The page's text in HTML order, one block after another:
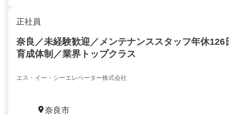
正社員
奈良／未経験歓迎／メンテナンススタッフ年休126
育成体制／業界トップクラス
エス・イー・シーエレベーター株式会社
奈良市